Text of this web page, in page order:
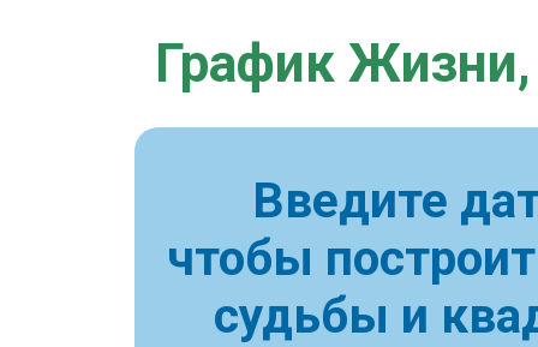
График Жизни,
Введите
чтобы
судьбы и